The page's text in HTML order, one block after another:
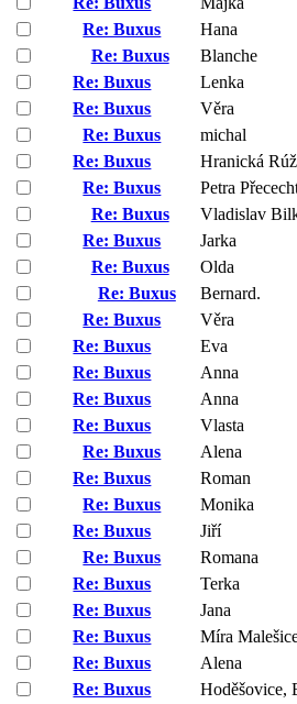
Re: Buxus
Hana
Re: Buxus
Blanche
Re: Buxus
Lenka
Re: Buxus
Věra
Re: Buxus
michal
Re: Buxus
Hranická
Re: Buxus
Petra
Re: Buxus
Vladislav
Re: Buxus
Jarka
Re: Buxus
Olda
Re: Buxus
Bernard.
Re: Buxus
Věra
Re: Buxus
Eva
Re: Buxus
Anna
Re: Buxus
Anna
Re: Buxus
Vlasta
Re: Buxus
Alena
Re: Buxus
Roman
Re: Buxus
Monika
Re: Buxus
Jiří
Re: Buxus
Romana
Re: Buxus
Terka
Re: Buxus
Jana
Re: Buxus
Míra
Re: Buxus
Alena
Re: Buxus
Hoděšovice,